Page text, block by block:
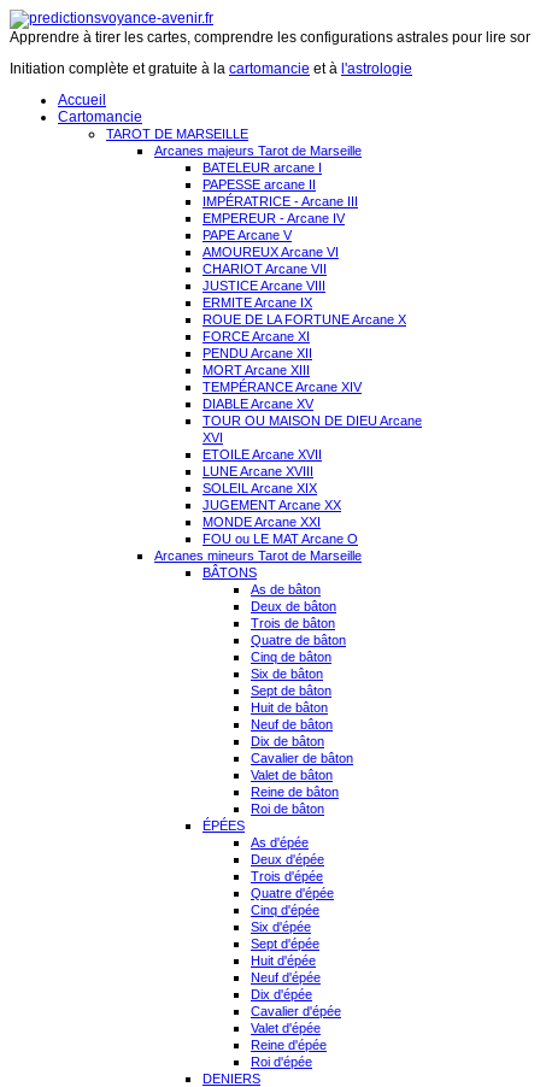
Apprendre à tirer les cartes, comprendre les configurations astrales pour lire
Initiation complète et gratuite à la cartomancie et à l'astrologie
Accueil
Cartomancie
TAROT DE MARSEILLE
Arcanes majeurs Tarot de Marseille
BATELEUR arcane I
PAPESSE arcane II
IMPÉRATRICE - Arcane III
EMPEREUR - Arcane IV
PAPE Arcane V
AMOUREUX Arcane VI
CHARIOT Arcane VII
JUSTICE Arcane VIII
ERMITE Arcane IX
ROUE DE LA FORTUNE Arcane X
FORCE Arcane XI
PENDU Arcane XII
MORT Arcane XIII
TEMPÉRANCE Arcane XIV
DIABLE Arcane XV
TOUR OU MAISON DE DIEU Arcane
XVI
ETOILE Arcane XVII
LUNE Arcane XVIII
SOLEIL Arcane XIX
JUGEMENT Arcane XX
MONDE Arcane XXI
FOU ou LE MAT Arcane O
Arcanes mineurs Tarot de Marseille
BÂTONS
As de bâton
Deux de bâton
Trois de bâton
Quatre de bâton
Cinq de bâton
Six de bâton
Sept de bâton
Huit de bâton
Neuf de bâton
Dix de bâton
Cavalier de bâton
Valet de bâton
Reine de bâton
Roi de bâton
ÉPÉES
As d'épée
Deux d'épée
Trois d'épée
Quatre d'épée
Cinq d'épée
Six d'épée
Sept d'épée
Huit d'épée
Neuf d'épée
Dix d'épée
Cavalier d'épée
Valet d'épée
Reine d'épée
Roi d'épée
DENIERS